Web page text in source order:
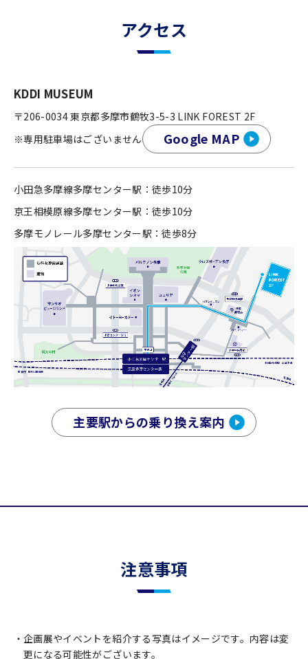
アクセス
KDDI MUSEUM
〒206-0034 東京都多摩市鶴牧3-5-3 LINK FOREST 2F
※専用駐車場はございません
Google MAP
小田急多摩線多摩センター駅：徒歩10分
京王相模原線多摩センター駅：徒歩10分
多摩モノレール多摩センター駅：徒歩8分
主要駅からの乗り換え案内
注意事項
企画展やイベントを紹介する写真はイメージです。内容は変
更になる可能性がございます。